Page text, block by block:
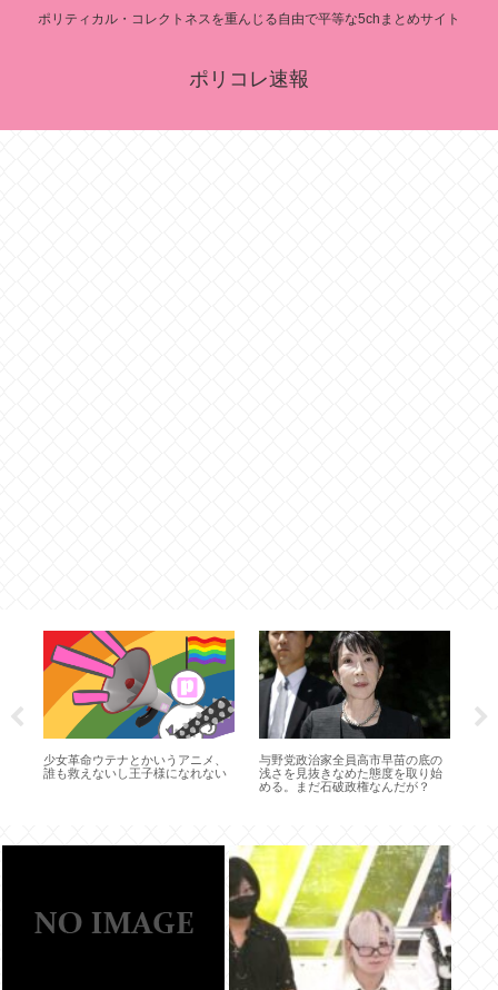
ポリティカル・コレクトネスを重んじる自由で平等な5chまとめサイト
ポリコレ速報
少女革命ウテナとかいうアニメ、
誰も救えないし王子様になれない
与野党政治家全員高市早苗の底の
浅さを見抜きなめた態度を取り始
める。まだ石破政権なんだが？